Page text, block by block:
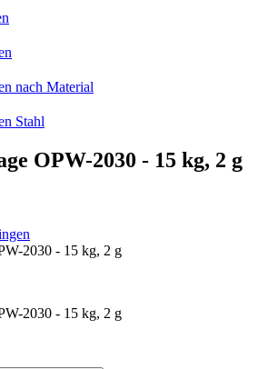
nach Material
Stahl
OPW-2030 - 15 kg, 2 g